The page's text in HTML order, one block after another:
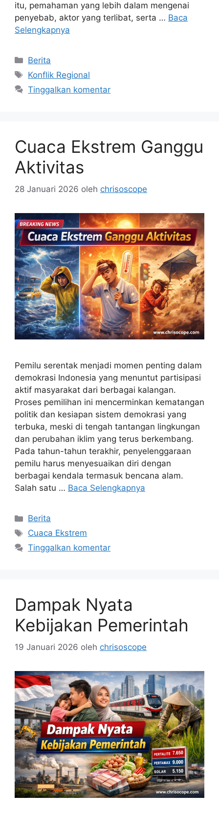
itu, pemahaman yang lebih dalam mengenai
penyebab, aktor yang terlibat, serta … Baca
Selengkapnya
Kategori
Berita
Tag
Konflik Regional
Tinggalkan komentar
Cuaca Ekstrem Ganggu
Aktivitas
28 Januari 2026 oleh chrisoscope
Pemilu serentak menjadi momen penting dalam
demokrasi Indonesia yang menuntut partisipasi
aktif masyarakat dari berbagai kalangan.
Proses pemilihan ini mencerminkan kematangan
politik dan kesiapan sistem demokrasi yang
terbuka, meski di tengah tantangan lingkungan
dan perubahan iklim yang terus berkembang.
Pada tahun-tahun terakhir, penyelenggaraan
pemilu harus menyesuaikan diri dengan
berbagai kendala termasuk bencana alam.
Salah satu … Baca Selengkapnya
Kategori
Berita
Tag
Cuaca Ekstrem
Tinggalkan komentar
Dampak Nyata
Kebijakan Pemerintah
19 Januari 2026 oleh chrisoscope